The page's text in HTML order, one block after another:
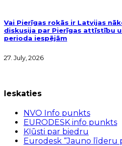
Vai Pierīgas rokās ir Latvijas
diskusija par Pierīgas attīstību
perioda iespējām
27. July, 2026
Ieskaties
NVO Info punkts
EURODESK info punkts
Kļūsti par biedru
Eurodesk “Jauno līderu